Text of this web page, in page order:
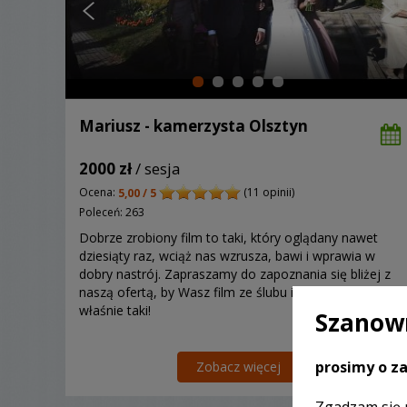
Mariusz - kamerzysta Olsztyn
2000 zł/ sesja
Ocena: 5,00 / 5
(11 opinii)
Poleceń: 263
Dobrze zrobiony film to taki, który oglądany nawet
dziesiąty raz, wciąż nas wzrusza, bawi i wprawia w
dobry nastrój. Zapraszamy do zapoznania się bliżej z
naszą ofertą, by Wasz film ze ślubu i wesela był
właśnie taki!
Zobacz więcej
prosimy o